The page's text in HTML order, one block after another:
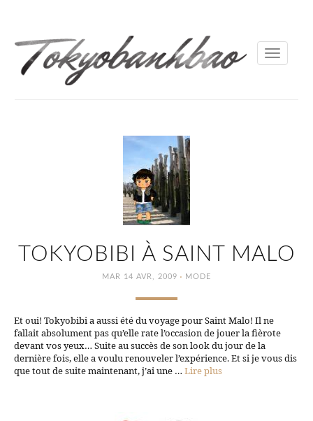
Toggle
TOKYOBIBI À SAINT MALO
MAR 14 AVR, 2009 · MODE
Et oui! Tokyobibi a aussi été du voyage pour Saint Malo! Il ne
fallait absolument pas qu’elle rate l’occasion de jouer la fièrote
devant vos yeux… Suite au succès de son look du jour de la
dernière fois, elle a voulu renouveler l’expérience. Et si je vous dis
que tout de suite maintenant, j’ai une … Lire plus